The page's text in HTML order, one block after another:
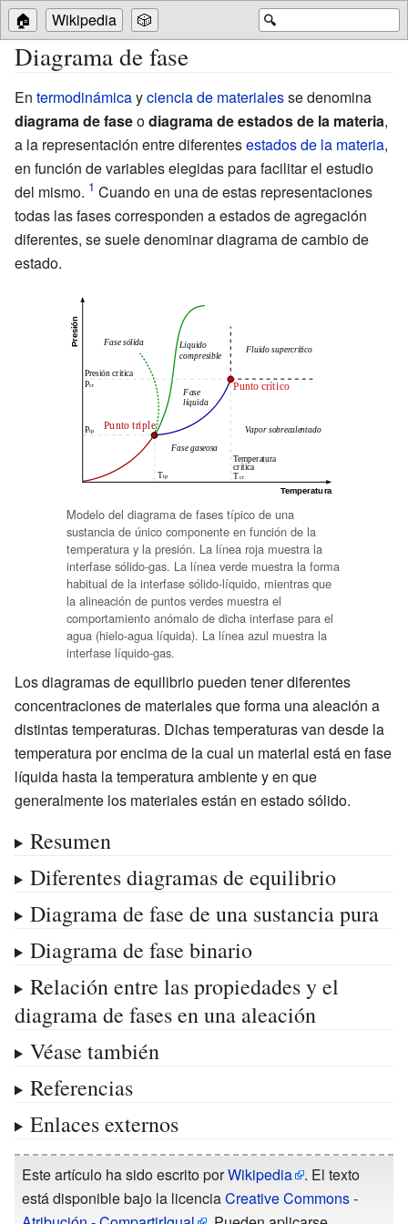
🔍
🏠 Wikipedia 🎲
Diagrama de fase
En termodinámicayciencia de materialesse denomina
diagrama de faseodiagrama de estados de la materia,
a la representación entre diferentesestados de la materia,
en función de variables elegidas para facilitar el estudio
del mismo.
Cuando en una de estas representaciones
todas las fases corresponden a estados de agregación
diferentes, se suele denominar diagrama de cambio de
estado.
Modelo del diagrama de fases típico de una
sustancia de único componente en función de la
temperatura y la presión. La línea roja muestra la
interfase sólido-gas. La línea verde muestra la forma
habitual de la interfase sólido-líquido, mientras que
la alineación de puntos verdes muestra el
comportamiento anómalo de dicha interfase para el
agua (hielo-agua líquida). La línea azul muestra la
interfase líquido-gas.
Los diagramas de equilibrio pueden tener diferentes
concentraciones de materiales que forma una aleación a
distintas temperaturas. Dichas temperaturas van desde la
temperatura por encima de la cual un material está en fase
líquida hasta la temperatura ambiente y en que
generalmente los materiales están en estado sólido.
Resumen
Diferentes diagramas de equilibrio
Diagrama de fase de una sustancia pura
Diagrama de fase binario
Relación entre las propiedades y el
diagrama de fases en una aleación
Véase también
Referencias
Enlaces externos
Este artículo ha sido escrito porWikipedia
. El texto
está disponible bajo la licenciaCreative Commons -